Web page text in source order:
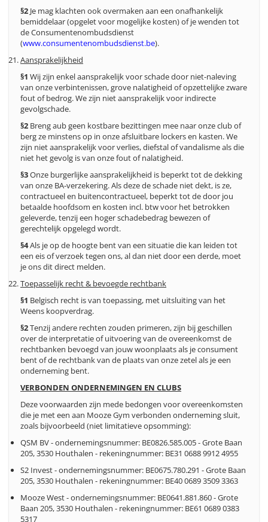
§2 Je mag klachten ook overmaken aan een onafhankelijk
bemiddelaar (opgelet voor mogelijke kosten) of je wenden tot
de Consumentenombudsdienst
(www.consumentenombudsdienst.be).
Aansprakelijkheid
§1 Wij zijn enkel aansprakelijk voor schade door niet-naleving
van onze verbintenissen, grove nalatigheid of opzettelijke zware
fout of bedrog. We zijn niet aansprakelijk voor indirecte
gevolgschade.
§2 Breng aub geen kostbare bezittingen mee naar onze club of
berg ze minstens op in onze afsluitbare lockers en kasten. We
zijn niet aansprakelijk voor verlies, diefstal of vandalisme als die
niet het gevolg is van onze fout of nalatigheid.
§3Onze burgerlijke aansprakelijkheid is beperkt tot de dekking
van onze BA-verzekering. Als deze de schade niet dekt, is ze,
contractueel en buitencontractueel, beperkt tot de door jou
betaalde hoofdsom en kosten incl. btw voor het betrokken
geleverde, tenzij een hoger schadebedrag bewezen of
gerechtelijk opgelegd wordt.
§4Als je op de hoogte bent van een situatie die kan leiden tot
een eis of verzoek tegen ons, al dan niet door een derde, moet
je ons dit direct melden.
Toepasselijk recht & bevoegde rechtbank
§1 Belgisch recht is van toepassing, met uitsluiting van het
Weens koopverdrag.
§2Tenzij andere rechten zouden primeren, zijn bij geschillen
over de interpretatie of uitvoering van de overeenkomst de
rechtbanken bevoegd van jouw woonplaats als je consument
bent of de rechtbank van de plaats van onze zetel als je een
onderneming bent.
VERBONDEN ONDERNEMINGEN EN CLUBS
Deze voorwaarden zijn mede bedongen voor overeenkomsten
die je met een aan Mooze Gym verbonden onderneming sluit,
zoals bijvoorbeeld (niet limitatieve opsomming):
QSM BV - ondernemingsnummer: BE0826.585.005 - Grote Baan
205, 3530 Houthalen - rekeningnummer: BE31 0688 9912 4955
S2 Invest - ondernemingsnummer: BE0675.780.291 - Grote Baan
205, 3530 Houthalen - rekeningnummer: BE40 0689 3509 3363
Mooze West - ondernemingsnummer: BE0641.881.860 - Grote
Baan 205, 3530 Houthalen - rekeningnummer: BE61 0689 0383
5317